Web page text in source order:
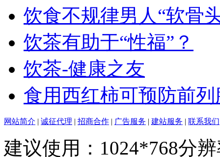
饮食不规律男人“软骨
饮茶有助于“性福”？
饮茶-健康之友
食用西红柿可预防前列
网站简介 | 诚征代理 | 招商合作 | 广告服务 | 建站服务 | 联系我们
建议使用：1024*768分